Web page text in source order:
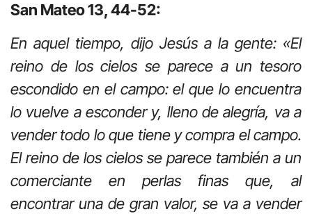
San Mateo 13, 44-52:
En aquel tiempo, dijo Jesús a la gente: «El
reino de los cielos se parece a un tesoro
escondido en el campo: el que lo encuentra
lo vuelve a esconder y, lleno de alegría, va a
vender todo lo que tiene y compra el campo.
El reino de los cielos se parece también a un
comerciante en perlas finas que, al
encontrar una de gran valor, se va a vender